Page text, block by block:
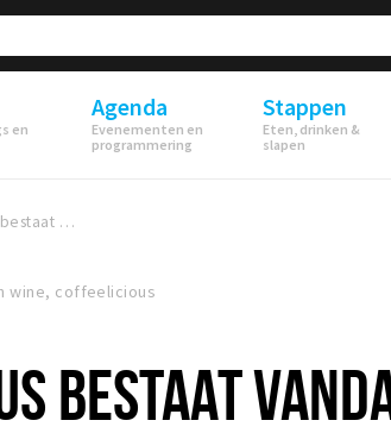
en
Agenda
Evenementen en
programmering
Stappen
Eten, drinken &
slapen
Coffeelicious bestaat vandaag 5 jaar!
wine, coffeelicious
BESTAAT